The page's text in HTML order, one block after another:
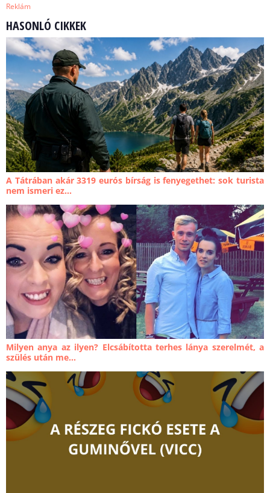
Reklám
HASONLÓ CIKKEK
A Tátrában akár 3319 eurós bírság is fenyegethet: sok turista
nem ismeri ez...
Milyen anya az ilyen? Elcsábította terhes lánya szerelmét, a
szülés után me...